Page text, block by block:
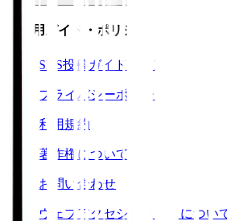
ご利用ガイド・ポリシー
SNS投稿ガイドライン
プライバシーポリシー
利用規約
著作権について
お問い合わせ
ウェブアクセシビリティについて